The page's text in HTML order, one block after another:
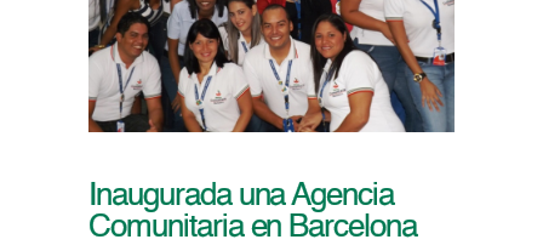
Inaugurada una Agencia
Comunitaria en Barcelona